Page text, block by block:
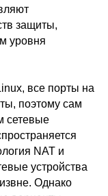
защиты,
уровня
все порты на
поэтому сам
сетевые
NAT и
устройства
Однако